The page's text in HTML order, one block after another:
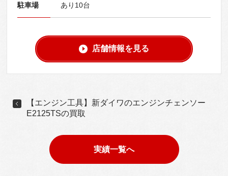
駐車場 あり10台
店舗情報を見る
【エンジン工具】新ダイワのエンジンチェンソー
E2125TSの買取
実績一覧へ